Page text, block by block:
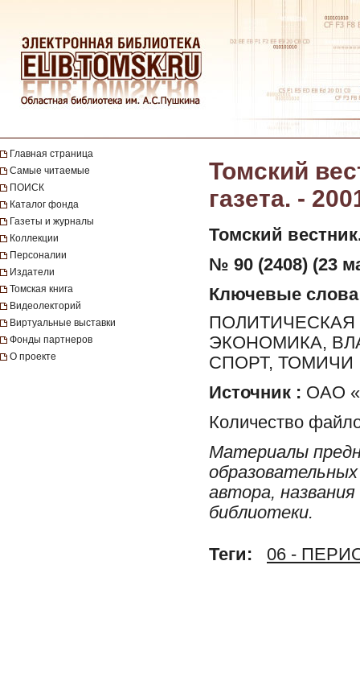
Главная страница
Самые читаемые
ПОИСК
Каталог фонда
Газеты и журналы
Коллекции
Персоналии
Издатели
Томская книга
Видеолекторий
Виртуальные выставки
Фонды партнеров
О проекте
Томский
газета. -
Томский
№ 90 (2408) (23
Ключевые слова
ЭКОНОМИКА,
СПОРТ, ТОМИЧИ
Источник : ОАО
Количество
Материалы
автора,
библиотеки.
Теги: 06 -